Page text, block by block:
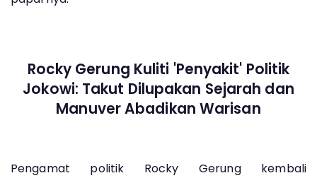
Rocky Gerung Kuliti 'Penyakit' Politik
Jokowi: Takut Dilupakan Sejarah dan
Manuver Abadikan Warisan
Pengamat politik Rocky Gerung kembali